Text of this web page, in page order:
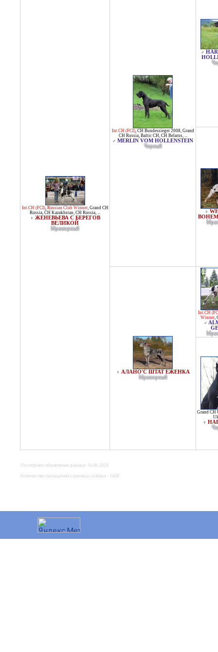
Int.CH (FCI), Russian Club Winner, Grand CH
Russia, CH Kazakhstan, CH Russia, ...
♀ ЖЕНЕВЬЕВА С БЕРЕГОВ
ВЕЛИКОЙ
Мраморный
Int.CH (FCI), CH Bundessieger 2008, Grand
CH Russia, Baltic CH, CH Belarus, ...
♂ MERLIN VOM HOLLENSTEIN
Черный
♂
♀
♀ АЛАНО'С ШТАТ ЕЖЕНКА
Мраморный
Int.CH
Winner,
♂
Grand CH
♀
Последнее обновление данных 16.06.2025
Количество посещений страницы собаки - 1408